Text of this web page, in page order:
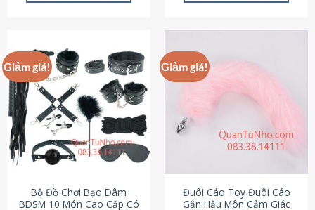
có
nhiều
biến
thể.
Các
tùy
chọn
có
chọn
biến
thể.
chọn
chọn
Giảm giá!
Bộ Đồ Chơi Bạo Dâm
BDSM 10 Món Cao Cấp Có
Giảm giá!
Đuôi Cáo Toy Đuôi Cáo
Gắn Hậu Môn Cảm Giác